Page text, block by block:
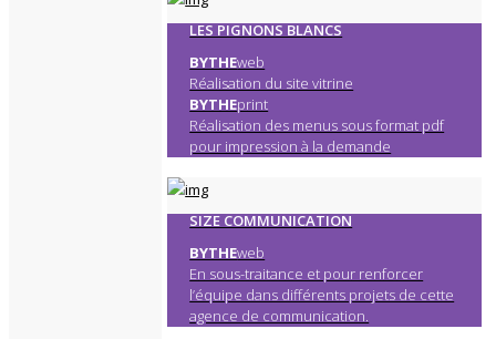
LES PIGNONS BLANCS
BYTHEweb
Réalisation du site vitrine
BYTHEprint
Réalisation des menus sous format pdf
pour impression à la demande
SIZE COMMUNICATION
BYTHEweb
En sous-traitance et pour renforcer
l’équipe dans différents projets de cette
agence de communication.